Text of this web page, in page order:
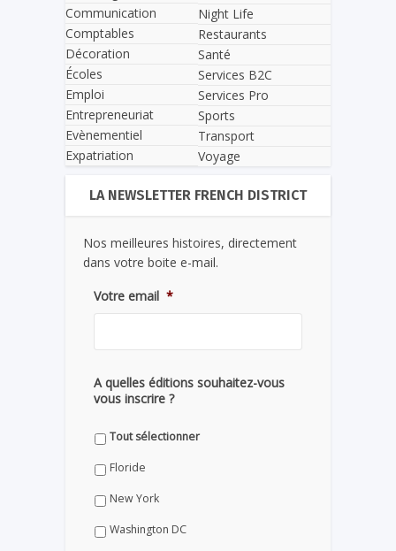
Communication
Comptables
Décoration
Écoles
Emploi
Entrepreneuriat
Evènementiel
Expatriation
Night Life
Restaurants
Santé
Services B2C
Services Pro
Sports
Transport
Voyage
LA NEWSLETTER FRENCH DISTRICT
Nos meilleures histoires, directement
dans votre boite e-mail.
Votre email *
A quelles éditions souhaitez-vous
vous inscrire ?
Tout sélectionner
Floride
New York
Washington DC